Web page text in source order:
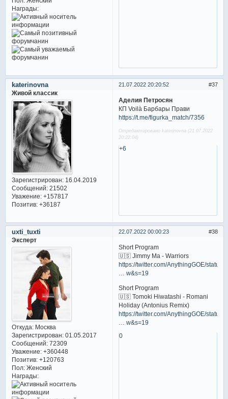
Награды:
37
21.07.2022 20:20:52
katerinovna
Живой классик
Зарегистрирован: 16.04.2019
Сообщений:21502
Уважение: +157817
Позитив: +36187
Аделия Петросян
КП Voilà Барбары Прави
https://t.me/figurka_match/7356
Отредактировано katerinovna (21.07.2022
20:22:04)
+6
38
22.07.2022 00:00:23
uxti_tuxti
Эксперт
Откуда:Москва
Зарегистрирован: 01.05.2017
Сообщений:72309
Уважение: +360448
Позитив: +120763
Пол:Женский
Награды:
Short Program
🇺🇸 Jimmy Ma - Warriors
https://twitter.com/AnythingGOE/status/
… w&s=19
Short Program
🇺🇸 Tomoki Hiwatashi - Romani
Holiday (Antonius Remix)
https://twitter.com/AnythingGOE/status/
… w&s=19
0